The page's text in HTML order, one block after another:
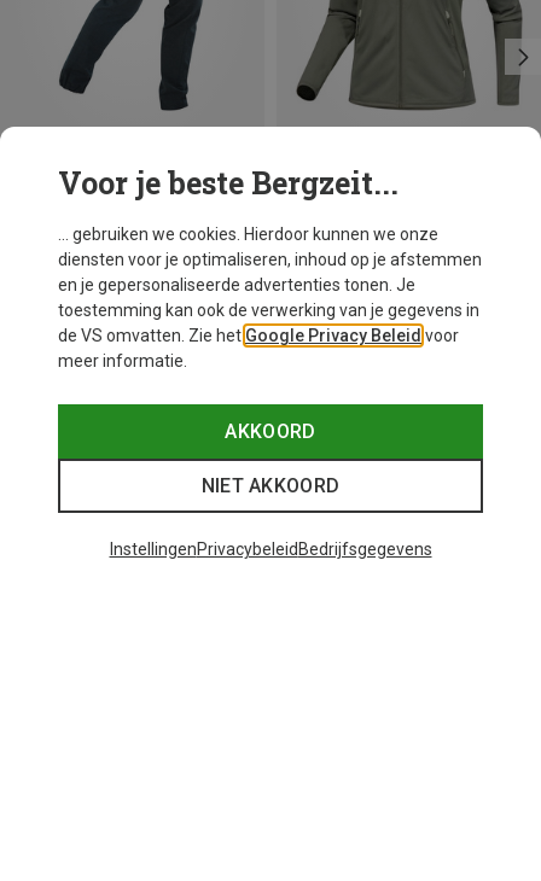
Maten
Dames Sansara Slim Broek
S M XL
Je bespaart 34%
Voor je beste Bergzeit...
... gebruiken we cookies. Hierdoor kunnen we onze
diensten voor je optimaliseren, inhoud op je afstemmen
en je gepersonaliseerde advertenties tonen. Je
toestemming kan ook de verwerking van je gegevens in
de VS omvatten. Zie het Google Privacy Beleid voor
meer informatie.
AKKOORD
NIET AKKOORD
InstellingenPrivacybeleid Bedrijfsgegevens